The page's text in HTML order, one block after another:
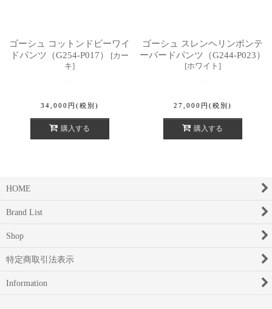
ゴーシュ コットンドビーワイ
ドパンツ（G254-P017）
[カー
キ]
34,000 円 (税別)
購入する
ゴーシュ スレンヘリンボンテ
ーパードパンツ（G244-P023）
[ホワイト ]
27,000 円 (税別)
購入する
HOME
Brand List
Shop
特定商取引法表示
Information